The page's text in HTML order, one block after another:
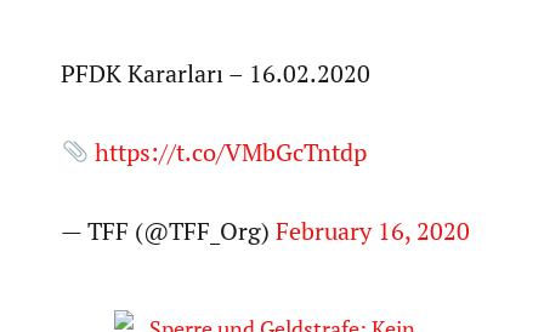
PFDK Kararları – 16.02.2020
https://t.co/VMbGcTntdp
— TFF (@TFF_Org)February 16, 2020